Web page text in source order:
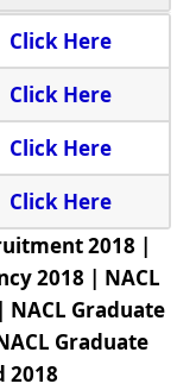
Click Here
Click Here
Click Here
Click Here
2018 |
2018 | NACL
NACL Graduate
Graduate
2018